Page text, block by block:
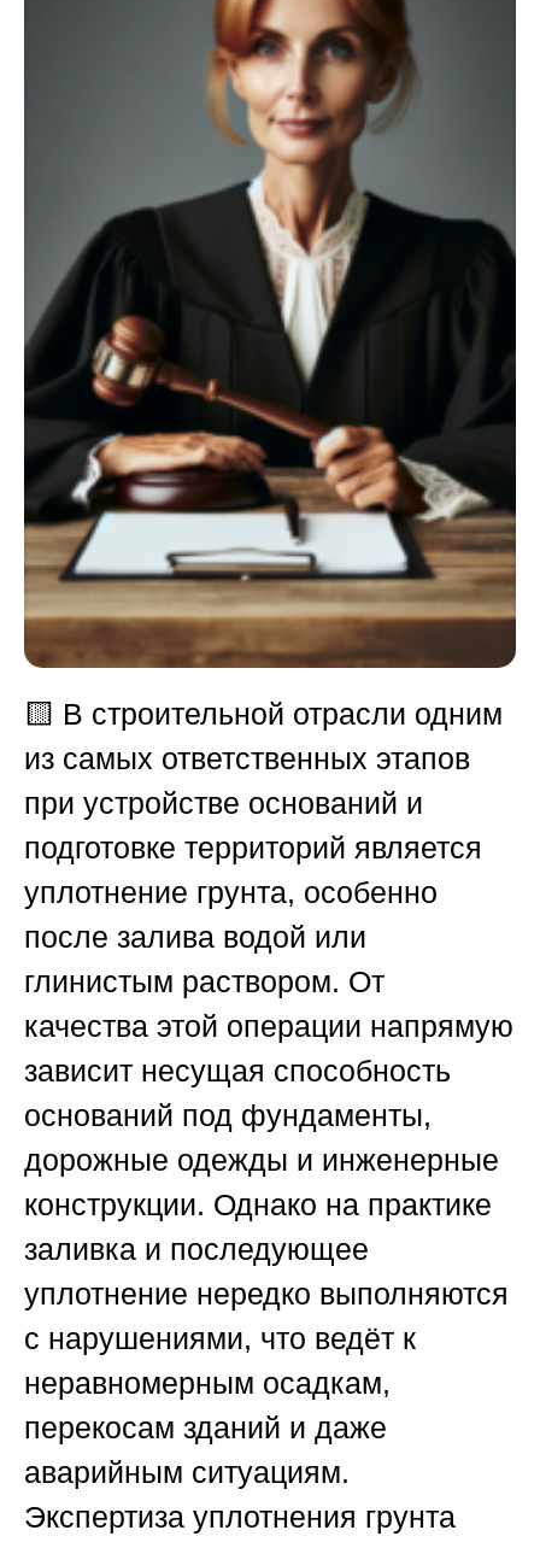
🟨 В строительной отрасли одним
из самых ответственных этапов
при устройстве оснований и
подготовке территорий является
уплотнение грунта, особенно
после залива водой или
глинистым раствором. От
качества этой операции напрямую
зависит несущая способность
оснований под фундаменты,
дорожные одежды и инженерные
конструкции. Однако на практике
заливка и последующее
уплотнение нередко выполняются
с нарушениями, что ведёт к
неравномерным осадкам,
перекосам зданий и даже
аварийным ситуациям.
Экспертиза уплотнения грунта